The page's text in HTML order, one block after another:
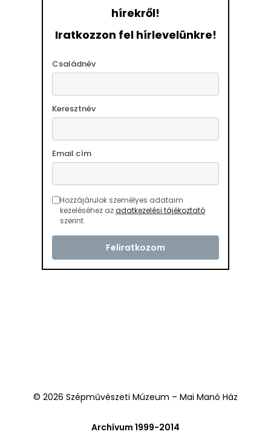
hírekről!
Iratkozzon fel hírlevelünkre!
Családnév
Keresztnév
Email cím
Hozzájárulok személyes adataim
kezeléséhez azadatkezelési tájékoztató
szerint.
© 2026 Szépművészeti Múzeum – Mai Manó Ház
Archívum 1999-2014